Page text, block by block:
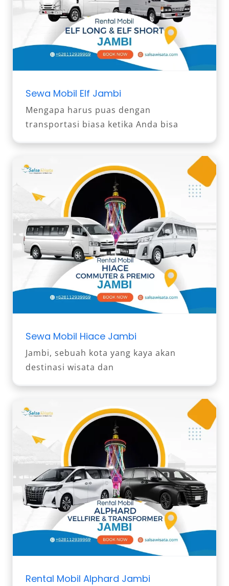
Sewa Mobil Elf Jambi
Mengapa harus puas dengan
transportasi biasa ketika Anda bisa
Sewa Mobil Hiace Jambi
Jambi, sebuah kota yang kaya akan
destinasi wisata dan
Rental Mobil Alphard Jambi